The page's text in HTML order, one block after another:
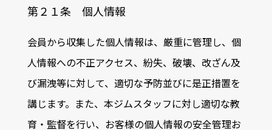
第２１条 個人情報
会員から収集した個人情報は、厳重に管理し、個
人情報への不正アクセス、紛失、破壊、改ざん及
び漏洩等に対して、適切な予防並びに是正措置を
講じます。また、本ジムスタッフに対し適切な教
育・監督を行い、お客様の個人情報の安全管理お